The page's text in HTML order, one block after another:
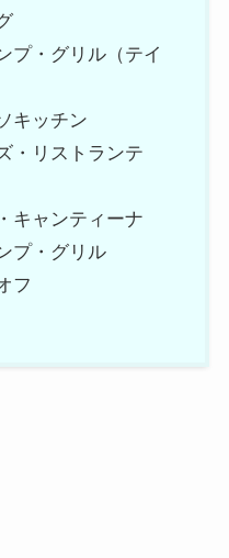
プ・グリル（テイ
キッチン
・リストランテ
キャンティーナ
プ・グリル
フ